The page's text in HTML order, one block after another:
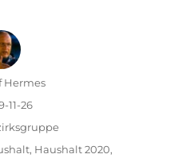
Hermes
11-26
, Haushalt 2020,